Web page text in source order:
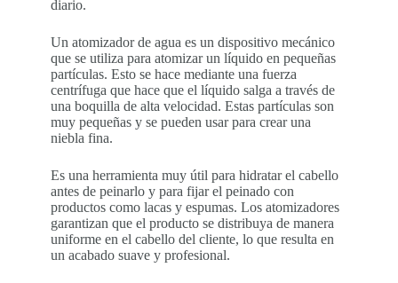
diario.
Un atomizador de agua es un dispositivo mecánico
que se utiliza para atomizar un líquido en pequeñas
partículas. Esto se hace mediante una fuerza
centrífuga que hace que el líquido salga a través de
una boquilla de alta velocidad. Estas partículas son
muy pequeñas y se pueden usar para crear una
niebla fina.
Es una herramienta muy útil para hidratar el cabello
antes de peinarlo y para fijar el peinado con
productos como lacas y espumas. Los atomizadores
garantizan que el producto se distribuya de manera
uniforme en el cabello del cliente, lo que resulta en
un acabado suave y profesional.